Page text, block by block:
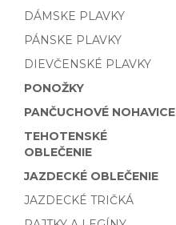
DÁMSKE PLAVKY
PÁNSKE PLAVKY
DIEVČENSKÉ PLAVKY
PONOŽKY
PANČUCHOVÉ NOHAVICE
TEHOTENSKÉ
OBLEČENIE
JAZDECKÉ OBLEČENIE
JAZDECKÉ TRIČKÁ